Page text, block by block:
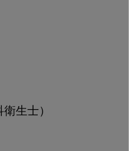
衛生士）